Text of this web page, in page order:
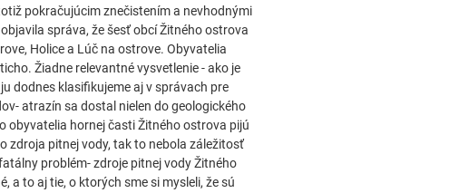
pokračujúcim znečistením a nevhodnými
správa, že šesť obcí Žitného ostrova
Holice a Lúč na ostrove. Obyvatelia
Žiadne relevantné vysvetlenie - ako je
dodnes klasifikujeme aj v správach pre
atrazín sa dostal nielen do geologického
obyvatelia hornej časti Žitného ostrova pijú
zdroja pitnej vody, tak to nebola záležitosť
problém- zdroje pitnej vody Žitného
a to aj tie, o ktorých sme si mysleli, že sú